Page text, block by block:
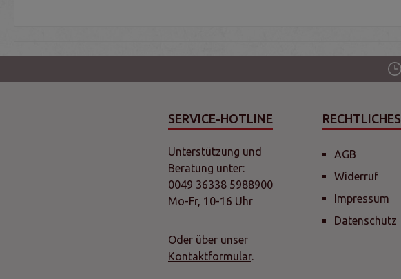
SERVICE-HOTLINE
Unterstützung und
Beratung unter:
0049 36338 5988900
Mo-Fr, 10-16 Uhr
Oder über unser
Kontaktformular.
RECHTLICHES
AGB
Widerruf
Impressum
Datenschutz